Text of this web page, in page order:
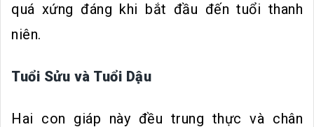
quá xứng đáng khi bắt đầu đến tuổi thanh
niên.
Tuổi Sửu và Tuổi Dậu
Hai con giáp này đều trung thực và chân